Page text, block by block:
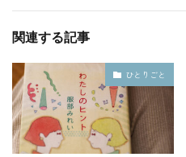
関連する記事
ひとりごと